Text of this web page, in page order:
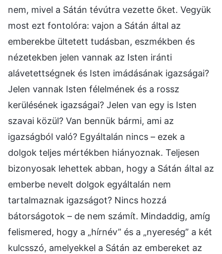
nem, mivel a Sátán tévútra vezette őket. Vegyük
most ezt fontolóra: vajon a Sátán által az
emberekbe ültetett tudásban, eszmékben és
nézetekben jelen vannak az Isten iránti
alávetettségnek és Isten imádásának igazságai?
Jelen vannak Isten félelmének és a rossz
kerülésének igazságai? Jelen van egy is Isten
szavai közül? Van bennük bármi, ami az
igazságból való? Egyáltalán nincs – ezek a
dolgok teljes mértékben hiányoznak. Teljesen
bizonyosak lehettek abban, hogy a Sátán által az
emberbe nevelt dolgok egyáltalán nem
tartalmaznak igazságot? Nincs hozzá
bátorságotok – de nem számít. Mindaddig, amíg
felismered, hogy a „hírnév” és a „nyereség” a két
kulcsszó, amelyekkel a Sátán az embereket az